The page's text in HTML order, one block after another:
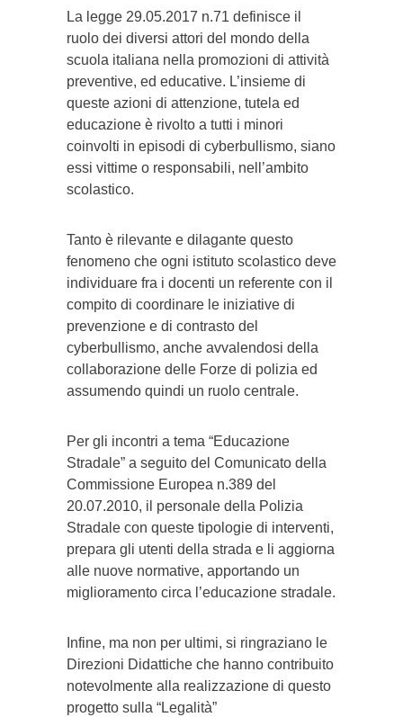
La legge 29.05.2017 n.71 definisce il
ruolo dei diversi attori del mondo della
scuola italiana nella promozioni di attività
preventive, ed educative. L’insieme di
queste azioni di attenzione, tutela ed
educazione è rivolto a tutti i minori
coinvolti in episodi di cyberbullismo, siano
essi vittime o responsabili, nell’ambito
scolastico.
Tanto è rilevante e dilagante questo
fenomeno che ogni istituto scolastico deve
individuare fra i docenti un referente con il
compito di coordinare le iniziative di
prevenzione e di contrasto del
cyberbullismo, anche avvalendosi della
collaborazione delle Forze di polizia ed
assumendo quindi un ruolo centrale.
Per gli incontri a tema “Educazione
Stradale” a seguito del Comunicato della
Commissione Europea n.389 del
20.07.2010, il personale della Polizia
Stradale con queste tipologie di interventi,
prepara gli utenti della strada e li aggiorna
alle nuove normative, apportando un
miglioramento circa l’educazione stradale.
Infine, ma non per ultimi, si ringraziano le
Direzioni Didattiche che hanno contribuito
notevolmente alla realizzazione di questo
progetto sulla “Legalità”